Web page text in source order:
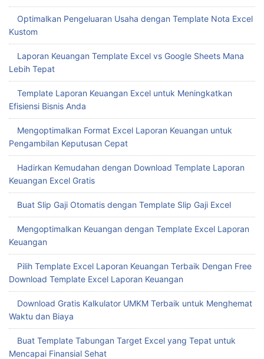
Optimalkan Pengeluaran Usaha dengan Template Nota Excel
Kustom
Laporan Keuangan Template Excel vs Google Sheets Mana
Lebih Tepat
Template Laporan Keuangan Excel untuk Meningkatkan
Efisiensi Bisnis Anda
Mengoptimalkan Format Excel Laporan Keuangan untuk
Pengambilan Keputusan Cepat
Hadirkan Kemudahan dengan Download Template Laporan
Keuangan Excel Gratis
Buat Slip Gaji Otomatis dengan Template Slip Gaji Excel
Mengoptimalkan Keuangan dengan Template Excel Laporan
Keuangan
Pilih Template Excel Laporan Keuangan Terbaik Dengan Free
Download Template Excel Laporan Keuangan
Download Gratis Kalkulator UMKM Terbaik untuk Menghemat
Waktu dan Biaya
Buat Template Tabungan Target Excel yang Tepat untuk
Mencapai Finansial Sehat